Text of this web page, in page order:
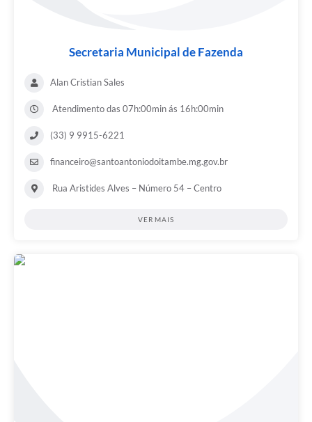
Secretaria Municipal de Fazenda
Alan Cristian Sales
Atendimento das 07h:00min ás 16h:00min
(33) 9 9915-6221
financeiro@santoantoniodoitambe.mg.gov.br
Rua Aristides Alves – Número 54 – Centro
VER MAIS